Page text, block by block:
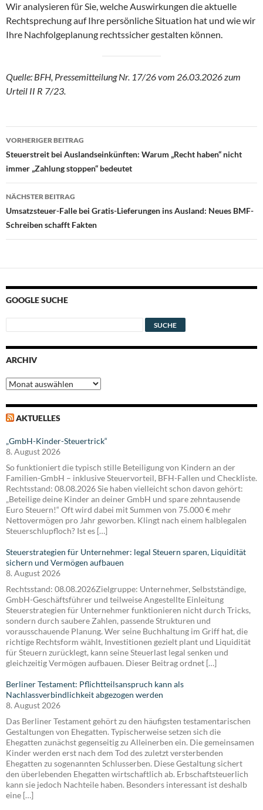
Wir analysieren für Sie, welche Auswirkungen die aktuelle
Rechtsprechung auf Ihre persönliche Situation hat und wie wir
Ihre Nachfolgeplanung rechtssicher gestalten können.
Quelle: BFH, Pressemitteilung Nr. 17/26 vom 26.03.2026 zum
Urteil II R 7/23.
Beitragsnavigation
VORHERIGER BEITRAG
Steuerstreit bei Auslandseinkünften: Warum „Recht haben“ nicht
immer „Zahlung stoppen“ bedeutet
NÄCHSTER BEITRAG
Umsatzsteuer-Falle bei Gratis-Lieferungen ins Ausland: Neues BMF-
Schreiben schafft Fakten
GOOGLE SUCHE
ARCHIV
Archiv
AKTUELLES
„GmbH-Kinder-Steuertrick“
8. August 2026
So funktioniert die typisch stille Beteiligung von Kindern an der
Familien-GmbH – inklusive Steuervorteil, BFH-Fallen und Checkliste.
Rechtsstand: 08.08.2026 Sie haben vielleicht schon davon gehört:
„Beteilige deine Kinder an deiner GmbH und spare zehntausende
Euro Steuern!“ Oft wird dabei mit Summen von 75.000 € mehr
Nettovermögen pro Jahr geworben. Klingt nach einem halblegalen
Steuerschlupfloch? Ist es […]
Steuerstrategien für Unternehmer: legal Steuern sparen, Liquidität
sichern und Vermögen aufbauen
8. August 2026
Rechtsstand: 08.08.2026Zielgruppe: Unternehmer, Selbstständige,
GmbH-Geschäftsführer und teilweise Angestellte Einleitung
Steuerstrategien für Unternehmer funktionieren nicht durch Tricks,
sondern durch saubere Zahlen, passende Strukturen und
vorausschauende Planung. Wer seine Buchhaltung im Griff hat, die
richtige Rechtsform wählt, Investitionen gezielt plant und Liquidität
für Steuern zurücklegt, kann seine Steuerlast legal senken und
gleichzeitig Vermögen aufbauen. Dieser Beitrag ordnet […]
Berliner Testament: Pflichtteilsanspruch kann als
Nachlassverbindlichkeit abgezogen werden
8. August 2026
Das Berliner Testament gehört zu den häufigsten testamentarischen
Gestaltungen von Ehegatten. Typischerweise setzen sich die
Ehegatten zunächst gegenseitig zu Alleinerben ein. Die gemeinsamen
Kinder werden erst nach dem Tod des zuletzt versterbenden
Ehegatten zu sogenannten Schlusserben. Diese Gestaltung sichert
den überlebenden Ehegatten wirtschaftlich ab. Erbschaftsteuerlich
kann sie jedoch Nachteile haben. Besonders interessant ist deshalb
eine […]